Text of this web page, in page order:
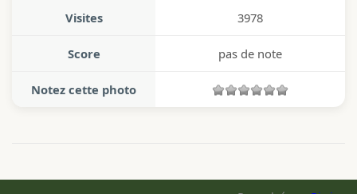
Visites 3978
Score pas de note
Notez cette photo